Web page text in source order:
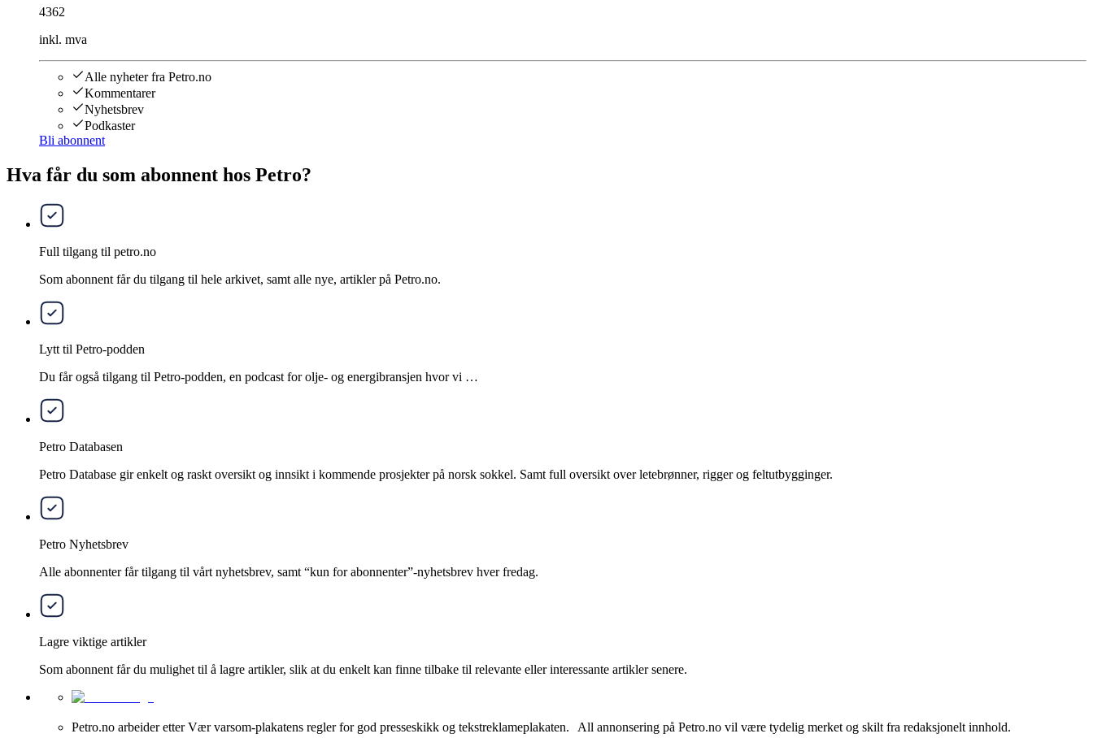
4362
inkl. mva
Alle nyheter fra Petro.no
Kommentarer
Nyhetsbrev
Podkaster
Bli abonnent
Hva får du som abonnent hos Petro?
Full tilgang til petro.no
Som abonnent får du tilgang til hele arkivet, samt alle nye, artikler på Petro.no.
Lytt til Petro-podden
Du får også tilgang til Petro-podden, en podcast for olje- og energibransjen hvor vi …
Petro Databasen
Petro Database gir enkelt og raskt oversikt og innsikt i kommende prosjekter på norsk sokkel. Samt full oversikt over letebrønner, rigger og feltutbygginger.
Petro Nyhetsbrev
Alle abonnenter får tilgang til vårt nyhetsbrev, samt “kun for abonnenter”-nyhetsbrev hver fredag.
Lagre viktige artikler
Som abonnent får du mulighet til å lagre artikler, slik at du enkelt kan finne tilbake til relevante eller interessante artikler senere.
Petro.no arbeider etter Vær varsom-plakatens regler for god presseskikk og tekstreklameplakaten. All annonsering på Petro.no vil være tydelig merket og skilt fra redaksjonelt innhold.